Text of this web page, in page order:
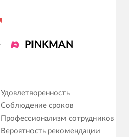
PINKMAN
Удовлетворенность
Соблюдение сроков
Профессионализм сотрудников
Вероятность рекомендации